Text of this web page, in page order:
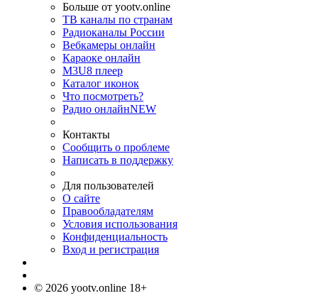
Больше от yootv.online
ТВ каналы по странам
Радиоканалы России
Вебкамеры онлайн
Караоке онлайн
M3U8 плеер
Каталог иконок
Что посмотреть?
Радио онлайнNEW
Контакты
Сообщить о проблеме
Написать в поддержку
Для пользователей
О сайте
Правообладателям
Условия использования
Конфиденциальность
Вход и регистрация
© 2026 yootv.online 18+